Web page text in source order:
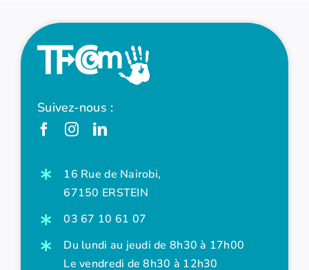
Suivez-nous :
16 Rue de Nairobi,
67150 ERSTEIN
03 67 10 61 07
Du lundi au jeudi de 8h30 à 17h00
Le vendredi de 8h30 à 12h30